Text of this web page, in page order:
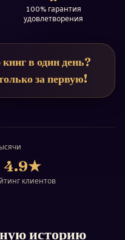
100% гарантия
удовлетворения
в один день?
за первую!
4.9★
клиентов
историю